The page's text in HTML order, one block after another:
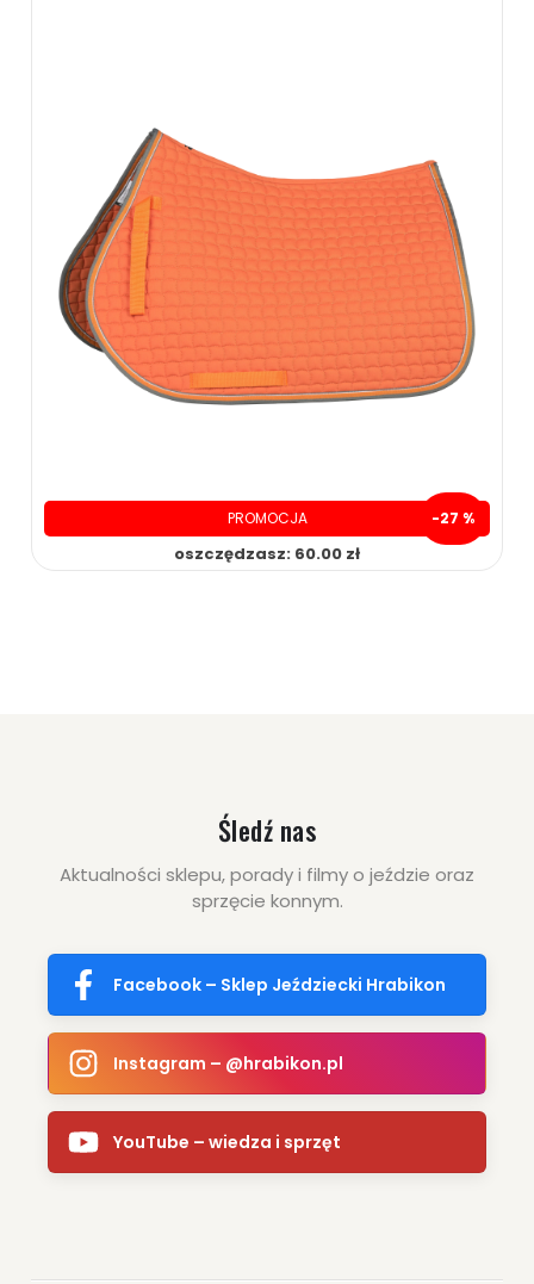
PROMOCJA -27 %
oszczędzasz: 60.00 zł
Śledź nas
Aktualności sklepu, porady i filmy o jeździe oraz
sprzęcie konnym.
Facebook – Sklep Jeździecki Hrabikon
Instagram – @hrabikon.pl
YouTube – wiedza i sprzęt